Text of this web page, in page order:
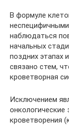
В формуле
наблюдаться
начальных
поздних этапах
связано стем,
кроветворная
Исключением
онкологические
кроветворения